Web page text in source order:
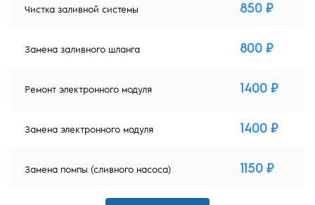
Чистка заливной системы 850 ₽
Замена заливного шланга 800 ₽
Ремонт электронного модуля 1400 ₽
Замена электронного модуля 1400 ₽
Замена помпы (сливного насоса) 1150 ₽